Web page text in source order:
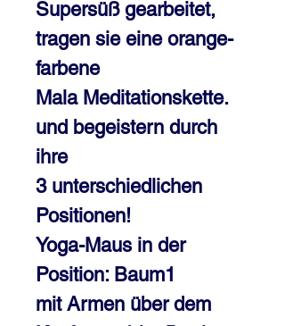
Supersüß gearbeitet,
tragen sie eine orange-
farbene
Mala Meditationskette.
und begeistern durch
ihre
3 unterschiedlichen
Positionen!
Yoga-Maus in der
Position: Baum1
mit Armen über dem